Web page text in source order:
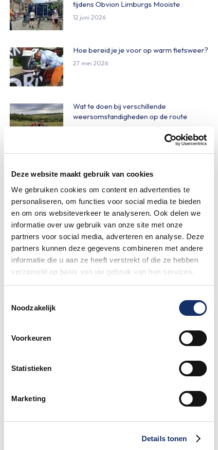
Deze website maakt gebruik van cookies
We gebruiken cookies om content en advertenties te
personaliseren, om functies voor social media te bieden
en om ons websiteverkeer te analyseren. Ook delen we
informatie over uw gebruik van onze site met onze
partners voor social media, adverteren en analyse. Deze
partners kunnen deze gegevens combineren met andere
informatie die u aan ze heeft verstrekt of die ze hebben
verzameld op basis van uw gebruik van hun services.
Noodzakelijk
Voorkeuren
Statistieken
Marketing
Details tonen
tijdens Obvion Limburgs Mooiste
12 juni 2026
Hoe bereid je je voor op warm fietsweer?
27 mei 2026
Wat te doen bij verschillende
weersomstandigheden op de route
Mooiste 2026
27 mei 2026
Nieuw betaalsysteem op het
festivalterrein
27 mei 2026
Sportograf is er weer bij om jouw mooiste
tijdens Obvion Limburgs Mooiste